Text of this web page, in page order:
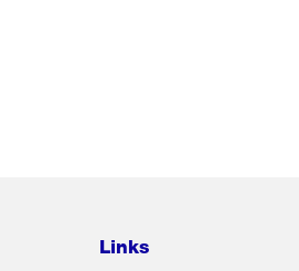
Links